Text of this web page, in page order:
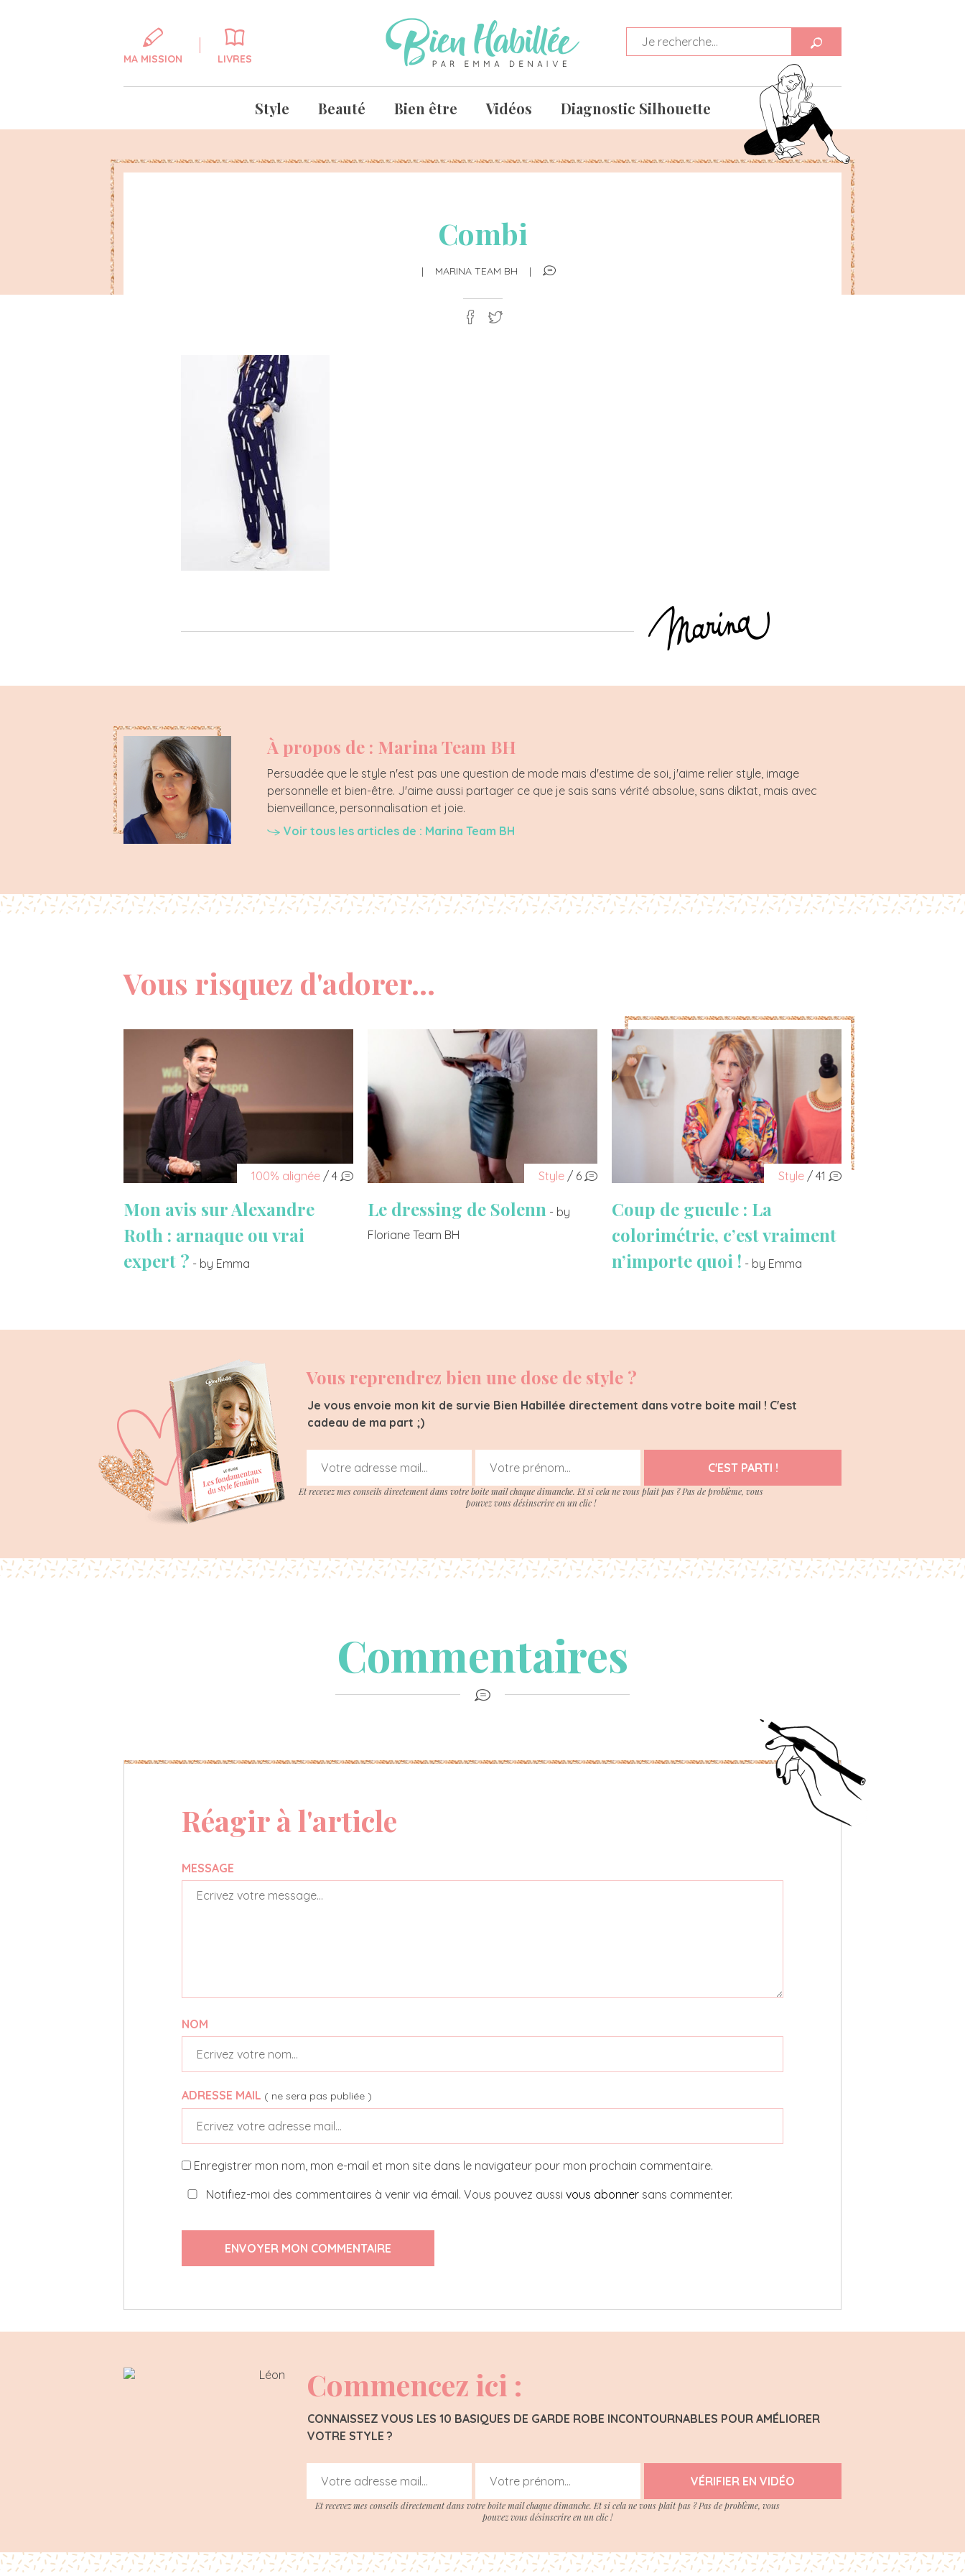
MA MISSION LIVRES
Style Beauté Bien être Vidéos Diagnostic Silhouette
Combi
| MARINA TEAM BH |
À propos de : Marina Team BH
Persuadée que le style n'est pas une question de mode mais d'estime de soi, j'aime relier style, image
personnelle et bien-être. J'aime aussi partager ce que je sais sans vérité absolue, sans diktat, mais avec
bienveillance, personnalisation et joie.
Voir tous les articles de : Marina Team BH
Vous risquez d'adorer...
100% alignée / 4
Mon avis sur Alexandre
Roth : arnaque ou vrai
expert ? - by Emma
Style / 6
Le dressing de Solenn - by
Floriane Team BH
Style / 41
Coup de gueule : La
colorimétrie, c’est vraiment
n’importe quoi ! - by Emma
Vous reprendrez bien une dose de style ?
Je vous envoie mon kit de survie Bien Habillée directement dans votre boite mail ! C'est
cadeau de ma part ;)
C'EST PARTI !
Et recevez mes conseils directement dans votre boite mail chaque dimanche. Et si cela ne vous plait pas ? Pas de problème, vous
pouvez vous désinscrire en un clic !
Commentaires
Réagir à l'article
MESSAGE
NOM
ADRESSE MAIL ( ne sera pas publiée )
Enregistrer mon nom, mon e-mail et mon site dans le navigateur pour mon prochain commentaire.
Notifiez-moi des commentaires à venir via émail. Vous pouvez aussi vous abonner sans commenter.
ENVOYER MON COMMENTAIRE
Commencez ici :
CONNAISSEZ VOUS LES 10 BASIQUES DE GARDE ROBE INCONTOURNABLES POUR AMÉLIORER
VOTRE STYLE ?
VÉRIFIER EN VIDÉO
Et recevez mes conseils directement dans votre boite mail chaque dimanche. Et si cela ne vous plait pas ? Pas de problème, vous
pouvez vous désinscrire en un clic !